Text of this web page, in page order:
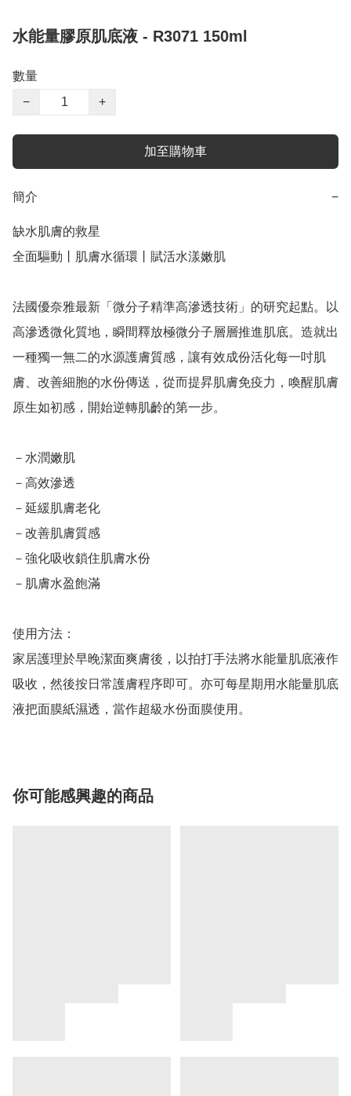
水能量膠原肌底液 - R3071 150ml
數量
−
+
加至購物車
簡介 −
缺水肌膚的救星
全面驅動丨肌膚水循環丨賦活水漾嫩肌
法國優奈雅最新「微分子精準高滲透技術」的研究起點。以
高滲透微化質地，瞬間釋放極微分子層層推進肌底。造就出
一種獨一無二的水源護膚質感，讓有效成份活化每一吋肌
膚、改善細胞的水份傳送，從而提昇肌膚免疫力，喚醒肌膚
原生如初感，開始逆轉肌齡的第一步。
－水潤嫩肌
－高效滲透
－延緩肌膚老化
－改善肌膚質感
－強化吸收鎖住肌膚水份
－肌膚水盈飽滿
使用方法：
家居護理於早晚潔面爽膚後，以拍打手法將水能量肌底液作
吸收，然後按日常護膚程序即可。亦可每星期用水能量肌底
液把面膜紙濕透，當作超級水份面膜使用。
你可能感興趣的商品